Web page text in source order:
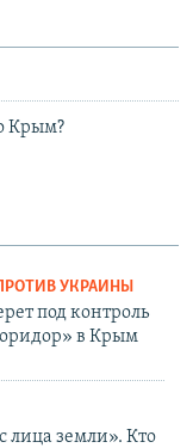
Крым?
УКРАИНЫ
под контроль
в Крым
лица земли». Кто